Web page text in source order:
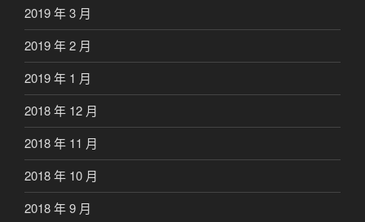
2019 年 3 月
2019 年 2 月
2019 年 1 月
2018 年 12 月
2018 年 11 月
2018 年 10 月
2018 年 9 月